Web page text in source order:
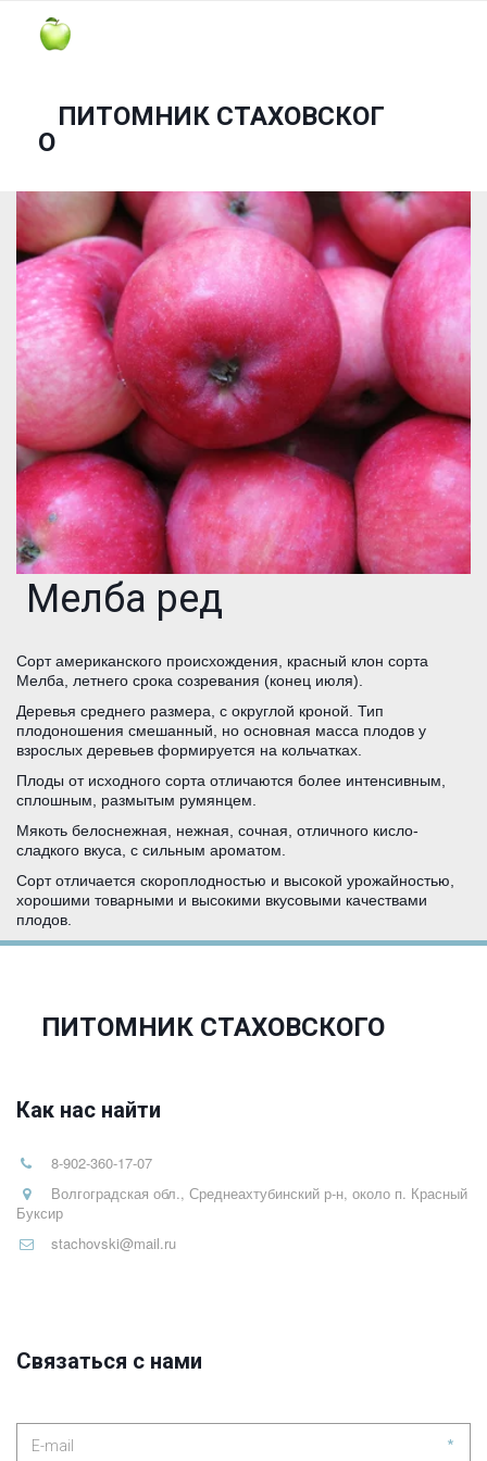
ПИТОМНИК СТАХОВСКОГ
О
Мелба ред
Сорт американского происхождения, красный клон сорта
Мелба, летнего срока созревания (конец июля).
Деревья среднего размера, с округлой кроной. Тип
плодоношения смешанный, но основная масса плодов у
взрослых деревьев формируется на кольчатках.
Плоды от исходного сорта отличаются более интенсивным,
сплошным, размытым румянцем.
Мякоть белоснежная, нежная, сочная, отличного кисло-
сладкого вкуса, с сильным ароматом.
Сорт отличается скороплодностью и высокой урожайностью,
хорошими товарными и высокими вкусовыми качествами
плодов.
ПИТОМНИК СТАХОВСКОГО
Как нас найти
8-902-360-17-07
Волгоградская обл., Среднеахтубинский р-н, около п. Красный
Буксир
stachovski@mail.ru
Связаться с нами
*